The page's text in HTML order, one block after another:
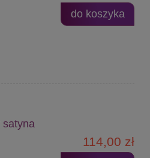
do koszyka
satyna
114,00 zł